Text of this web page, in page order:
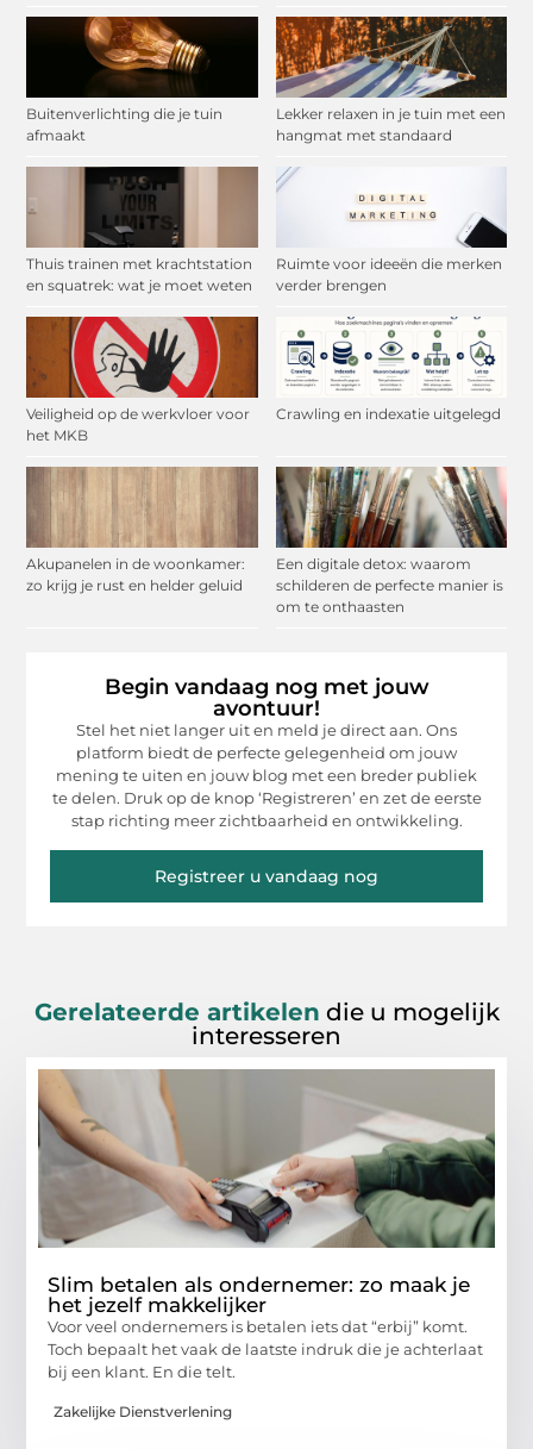
Buitenverlichting die je tuin
afmaakt
Lekker relaxen in je tuin met een
hangmat met standaard
Thuis trainen met krachtstation
en squatrek: wat je moet weten
Ruimte voor ideeën die merken
verder brengen
Veiligheid op de werkvloer voor
het MKB
Crawling en indexatie uitgelegd
Akupanelen in de woonkamer:
zo krijg je rust en helder geluid
Een digitale detox: waarom
schilderen de perfecte manier is
om te onthaasten
Begin vandaag nog met jouw
avontuur!
Stel het niet langer uit en meld je direct aan. Ons
platform biedt de perfecte gelegenheid om jouw
mening te uiten en jouw blog met een breder publiek
te delen. Druk op de knop ‘Registreren’ en zet de eerste
stap richting meer zichtbaarheid en ontwikkeling.
Registreer u vandaag nog
Gerelateerde artikelen die u mogelijk
interesseren
Slim betalen als ondernemer: zo maak je
het jezelf makkelijker
Voor veel ondernemers is betalen iets dat “erbij” komt.
Toch bepaalt het vaak de laatste indruk die je achterlaat
bij een klant. En die telt.
Zakelijke Dienstverlening